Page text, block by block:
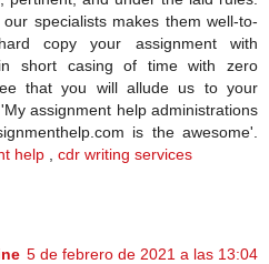
specialists makes them well-to-
copy your assignment with
short casing of time with zero
that you will allude us to your
assignment help administrations
is the awesome'.
help
cdr writing services
5 de febrero de 2021 a las 13:04